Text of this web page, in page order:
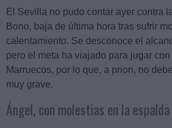
El Sevilla no pudo contar ayer contra
Bono, baja de última hora tras sufrir
calentamiento. Se desconoce el
pero el meta ha viajado para jugar
Marruecos, por lo que, a priori, no
muy grave.
Ángel, con molestias en la espalda